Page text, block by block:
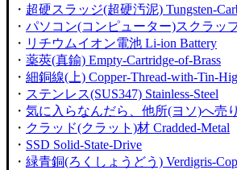
・ 超硬スラッジ(超硬汚泥) Tungsten-
・ パソコン(コンピューター)スクラッ
・ リチウムイオン電池 Li-ion Battery
・ 薬莢(真鍮) Empty-Cartridge-of-Brass
・ 細銅線(上) Copper-Thread-with-Tin-
・ ステンレス(SUS347) Stainless-Steel
・ 気に入らなんだら、他所(ヨソ)へ売
・ クラッド(クラット)材 Cradded-Metal
・ SSD Solid-State-Drive
・ 緑青銅(ろくしょうどう) Verdigris-